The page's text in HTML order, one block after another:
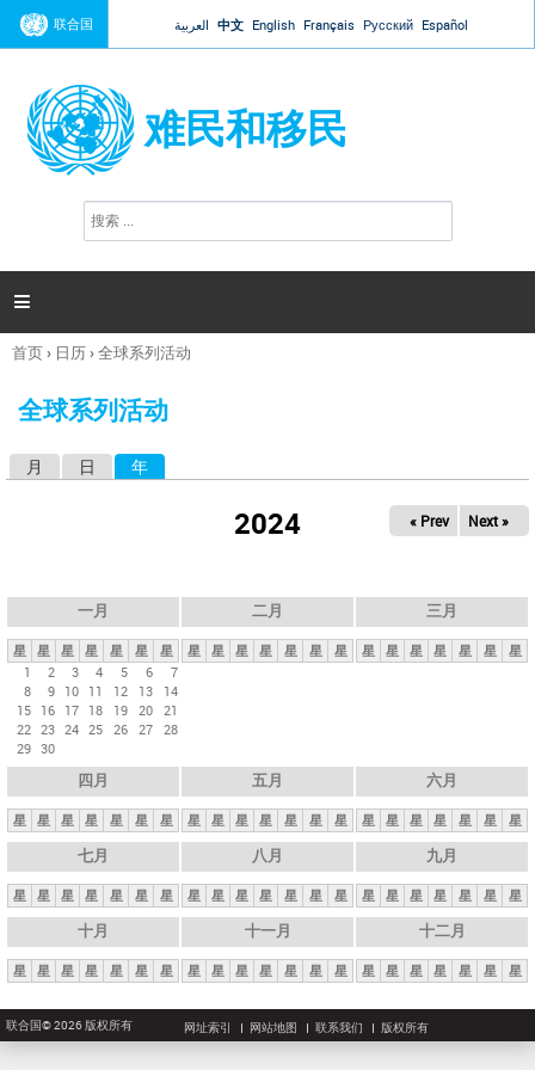
Jump to navigation
联合国 العربية 中文 English Français Русский Español
难民和移民
搜
索

你
这
首页› 日历›全球系列活动
全球系列活动
月 日 年
2024 « Prev Next »
一月
星 星 星 星 星 星
星
1
2 3 4 5 6
7
8
9 10 11 12 13
14
15 16 17 18 19 20 21
22 23 24 25 26 27 28
29 30
二月
星 星 星 星 星 星 星
三月
星 星 星 星 星 星 星
四月
星 星 星 星 星 星 星
五月
星 星 星 星 星 星 星
六月
星 星 星 星 星 星 星
七月
星 星 星 星 星 星 星
八月
星 星 星 星 星 星 星
九月
星 星 星 星 星 星 星
十月
星 星 星 星 星 星 星
十一月
星 星 星 星 星 星 星
十二月
星 星 星 星 星 星 星
联合国© 2026 版权所有 网址索引 网站地图 联系我们 版权所有